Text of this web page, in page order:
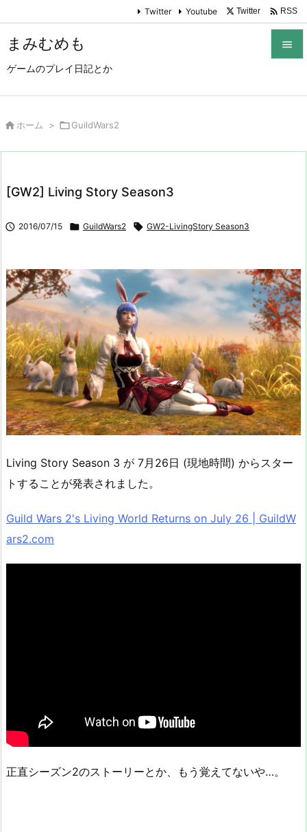
まみむめも
ゲームのプレイ日記とか

Twitter Youtube Twitter  RSS
 ホーム > GuildWars2
[GW2] Living Story Season3
 2016/07/15  GuildWars2  GW2-LivingStory Season3
Living Story Season 3 が 7月26日 (現地時間) からスター
トすることが発表されました。
Guild Wars 2′s Living World Returns on July 26 | GuildW
ars2.com
正直シーズン2のストーリーとか、もう覚えてないや…。